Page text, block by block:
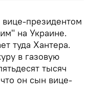
президентом
на Украине.
туда Хантера.
в газовую
тысяч
он сын вице-